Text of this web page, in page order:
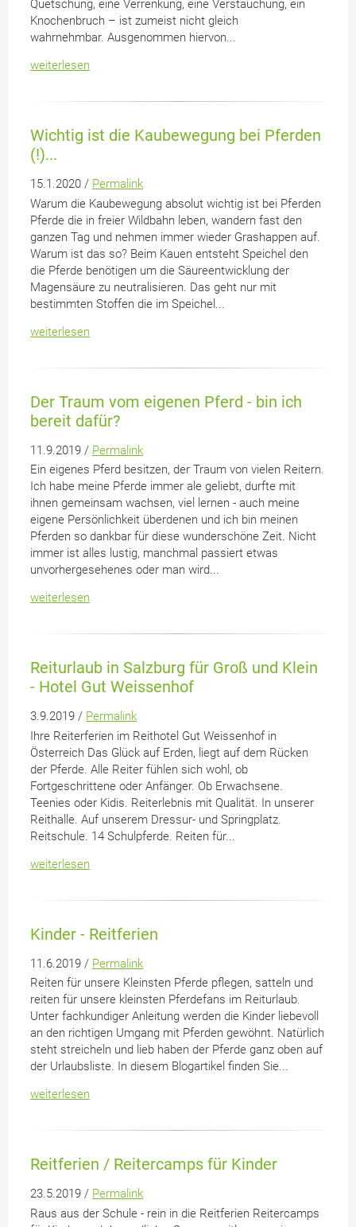
Quetschung, eine Verrenkung, eine Verstauchung, ein
Knochenbruch – ist zumeist nicht gleich
wahrnehmbar. Ausgenommen hiervon...
weiterlesen
Wichtig ist die Kaubewegung bei Pferden
(!)...
15.1.2020 / Permalink
Warum die Kaubewegung absolut wichtig ist bei Pferden
Pferde die in freier Wildbahn leben, wandern fast den
ganzen Tag und nehmen immer wieder Grashappen auf.
Warum ist das so? Beim Kauen entsteht Speichel den
die Pferde benötigen um die Säureentwicklung der
Magensäure zu neutralisieren. Das geht nur mit
bestimmten Stoffen die im Speichel...
weiterlesen
Der Traum vom eigenen Pferd - bin ich
bereit dafür?
11.9.2019 / Permalink
Ein eigenes Pferd besitzen, der Traum von vielen Reitern.
Ich habe meine Pferde immer ale geliebt, durfte mit
ihnen gemeinsam wachsen, viel lernen - auch meine
eigene Persönlichkeit überdenen und ich bin meinen
Pferden so dankbar für diese wunderschöne Zeit. Nicht
immer ist alles lustig, manchmal passiert etwas
unvorhergesehenes oder man wird...
weiterlesen
Reiturlaub in Salzburg für Groß und Klein
- Hotel Gut Weissenhof
3.9.2019 / Permalink
Ihre Reiterferien im Reithotel Gut Weissenhof in
Österreich Das Glück auf Erden, liegt auf dem Rücken
der Pferde. Alle Reiter fühlen sich wohl, ob
Fortgeschrittene oder Anfänger. Ob Erwachsene.
Teenies oder Kidis. Reiterlebnis mit Qualität. In unserer
Reithalle. Auf unserem Dressur- und Springplatz.
Reitschule. 14 Schulpferde. Reiten für...
weiterlesen
Kinder - Reitferien
11.6.2019 / Permalink
Reiten für unsere Kleinsten Pferde pflegen, satteln und
reiten für unsere kleinsten Pferdefans im Reiturlaub.
Unter fachkundiger Anleitung werden die Kinder liebevoll
an den richtigen Umgang mit Pferden gewöhnt. Natürlich
steht streicheln und lieb haben der Pferde ganz oben auf
der Urlaubsliste. In diesem Blogartikel finden Sie...
weiterlesen
Reitferien / Reitercamps für Kinder
23.5.2019 / Permalink
Raus aus der Schule - rein in die Reitferien Reitercamps